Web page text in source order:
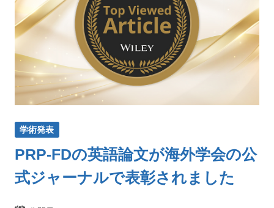
学術発表
PRP-FDの英語論文が海外学会の公
式ジャーナルで表彰されました